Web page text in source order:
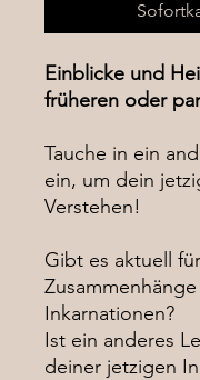
Einblicke und
früheren oder
Tauche in ein
ein, um dein
Verstehen!
Gibt es aktuell
Inkarnationen?
Ist ein anderes
deiner jetzigen